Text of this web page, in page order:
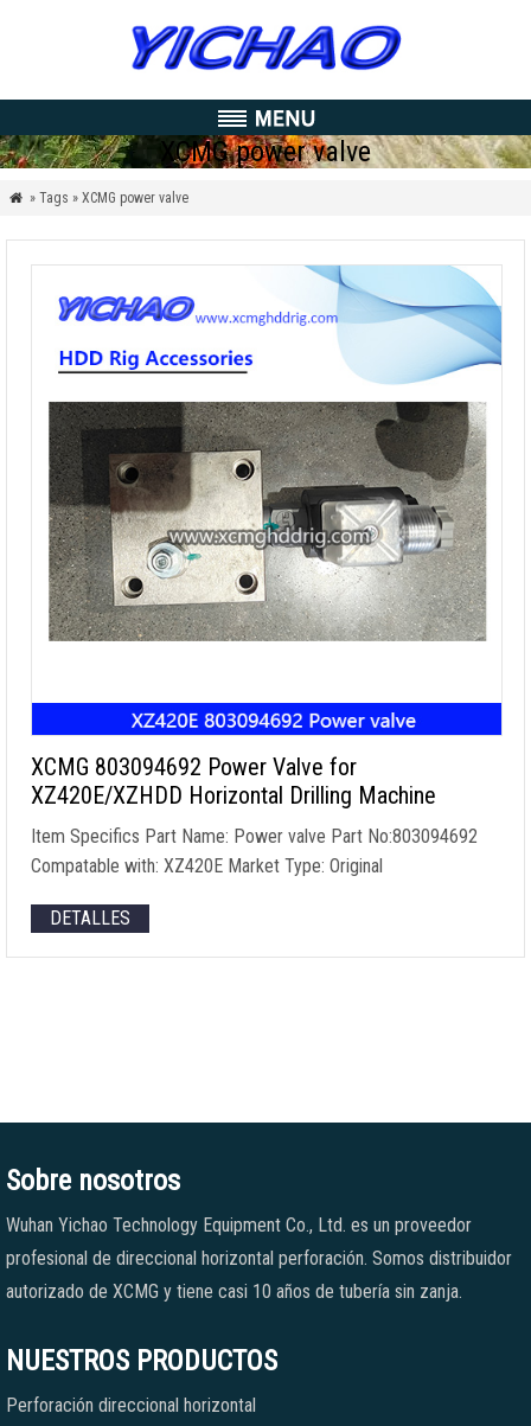
XCMG power valve
 » Tags » XCMG power valve
XCMG 803094692 Power Valve for
XZ420E/XZHDD Horizontal Drilling Machine
Item Specifics Part Name: Power valve Part No:803094692
Compatable with: XZ420E Market Type: Original
DETALLES
Sobre nosotros
Wuhan Yichao Technology Equipment Co., Ltd. es un proveedor
profesional de direccional horizontal perforación. Somos distribuidor
autorizado de XCMG y tiene casi 10 años de tubería sin zanja.
NUESTROS PRODUCTOS
Perforación direccional horizontal